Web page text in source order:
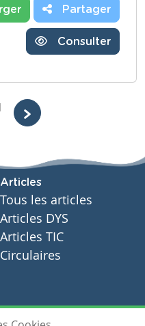
Partager
Consulter
Articles
Tous les articles
Articles DYS
Articles TIC
Circulaires